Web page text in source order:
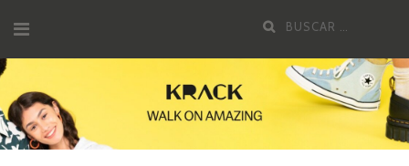
contenido
Buscar